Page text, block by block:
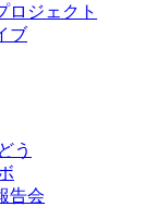
ロジェクト
ブ
う
告会